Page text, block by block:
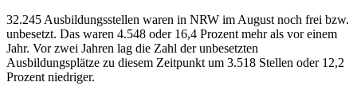
32.245 Ausbildungsstellen waren in NRW im August noch frei bzw.
unbesetzt. Das waren 4.548 oder 16,4 Prozent mehr als vor einem
Jahr. Vor zwei Jahren lag die Zahl der unbesetzten
Ausbildungsplätze zu diesem Zeitpunkt um 3.518 Stellen oder 12,2
Prozent niedriger.